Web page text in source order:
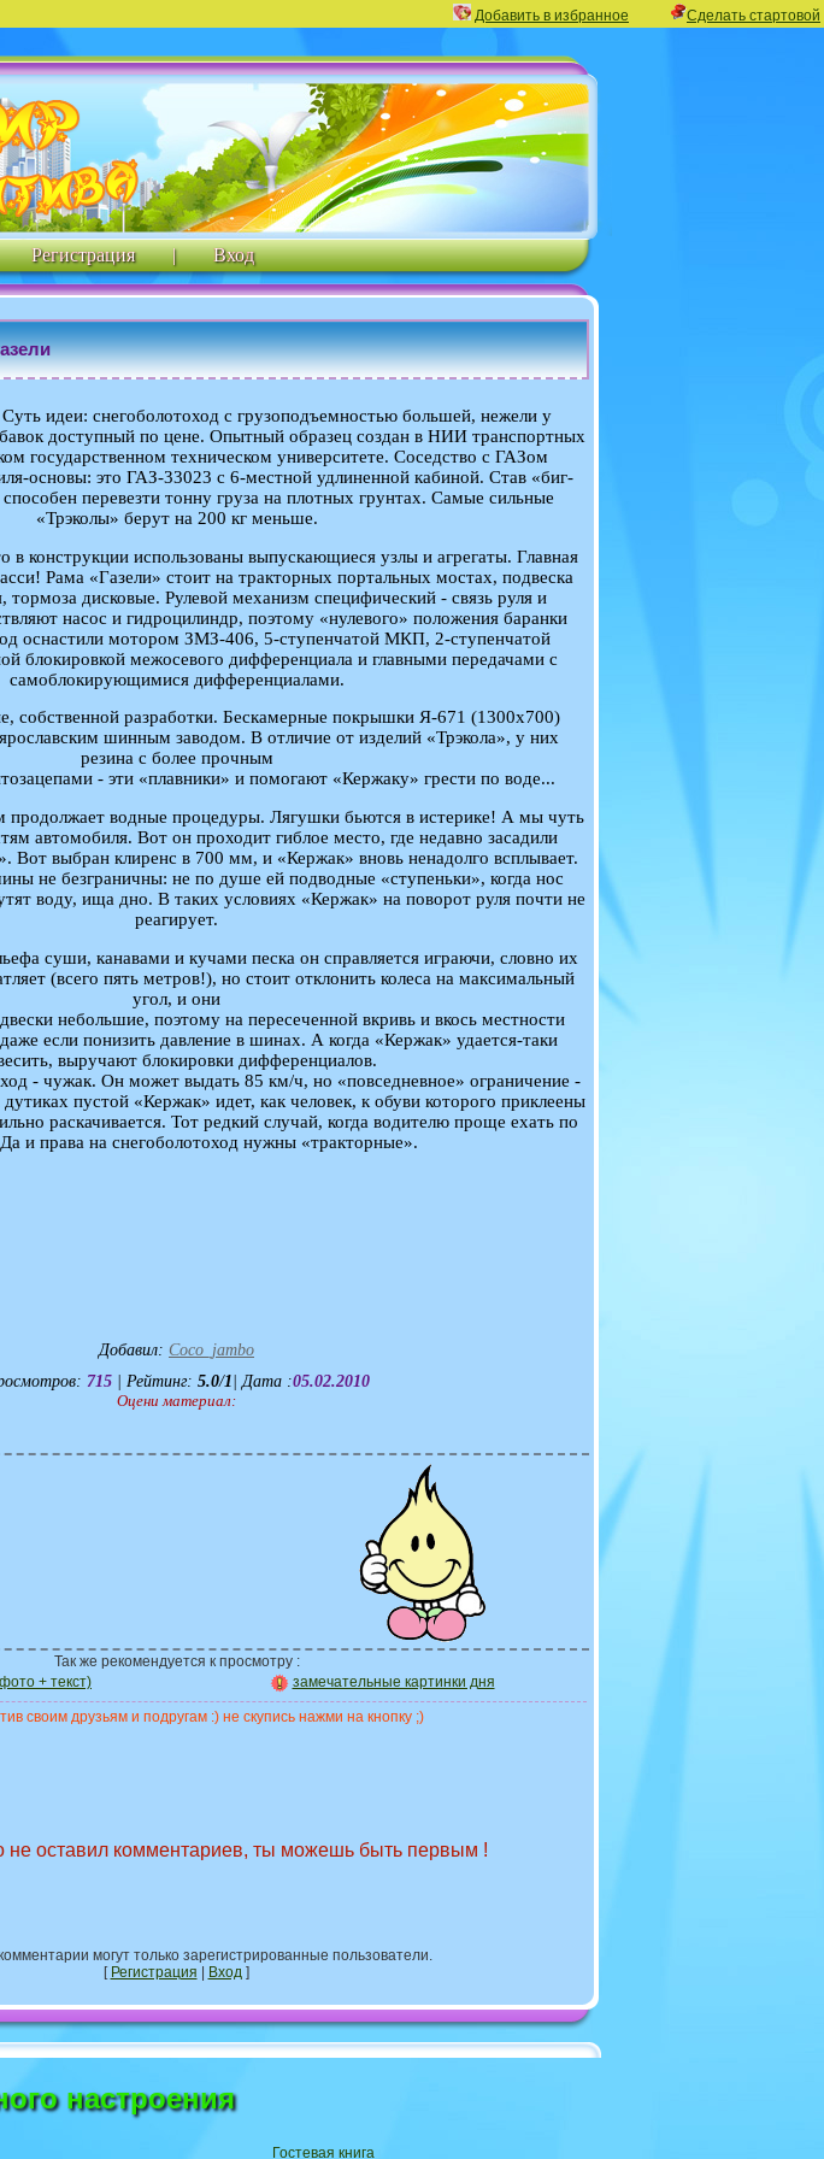
Добавить в избранное Сделать стартовой
Регистрация | Вход
идеи: снегоболотоход с грузоподъемностью большей, нежели у
доступный по цене. Опытный образец создан в НИИ транспортных
государственном техническом университете. Соседство с ГАЗом
основы: это ГАЗ-33023 с 6-местной удлиненной кабиной. Став «биг-
перевезти тонну груза на плотных грунтах. Самые сильные
«Трэколы» берут на 200 кг меньше.
в конструкции использованы выпускающиеся узлы и агрегаты. Главная
Рама «Газели» стоит на тракторных портальных мостах, подвеска
тормоза дисковые. Рулевой механизм специфический - связь руля и
насос и гидроцилиндр, поэтому «нулевого» положения баранки
оснастили мотором ЗМЗ-406, 5-ступенчатой МКП, 2-ступенчатой
блокировкой межосевого дифференциала и главными передачами с
самоблокирующимися дифференциалами.
собственной разработки. Бескамерные покрышки Я-671 (1300х700)
шинным заводом. В отличие от изделий «Трэкола», у них
резина с более прочным
- эти «плавники» и помогают «Кержаку» грести по воде...
продолжает водные процедуры. Лягушки бьются в истерике! А мы чуть
автомобиля. Вот он проходит гиблое место, где недавно засадили
Вот выбран клиренс в 700 мм, и «Кержак» вновь ненадолго всплывает.
не безграничны: не по душе ей подводные «ступеньки», когда нос
воду, ища дно. В таких условиях «Кержак» на поворот руля почти не
реагирует.
суши, канавами и кучами песка он справляется играючи, словно их
(всего пять метров!), но стоит отклонить колеса на максимальный
угол, и они
небольшие, поэтому на пересеченной вкривь и вкось местности
если понизить давление в шинах. А когда «Кержак» удается-таки
выручают блокировки дифференциалов.
- чужак. Он может выдать 85 км/ч, но «повседневное» ограничение -
пустой «Кержак» идет, как человек, к обуви которого приклеены
раскачивается. Тот редкий случай, когда водителю проще ехать по
и права на снегоболотоход нужны «тракторные».
Добавил: Coco_jambo
: 715| Рейтинг: 5.0/1 | Дата :05.02.2010
Оцени материал:
Так же рекомендуется к просмотру :
+ текст)
замечательные картинки дня
своим друзьям и подругам :) не скупись нажми на кнопку ;)
не оставил комментариев, ты можешь быть первым !
могут только зарегистрированные пользователи.
[ Регистрация Вход]
настроения
Гостевая книга